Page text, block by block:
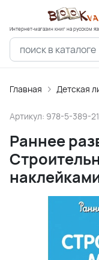
Интернет-магазин книг на русском
Главная Детская
Артикул: 978-5-389-
Раннее